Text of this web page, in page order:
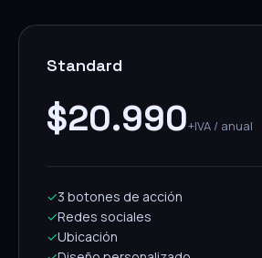
Standard
$20.990+IVA / anual
✓3 botones de acción
✓Redes sociales
✓Ubicación